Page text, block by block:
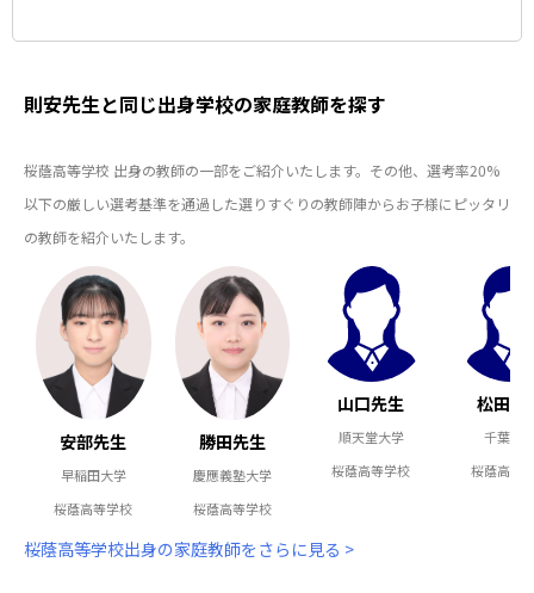
則安先生と同じ出身学校の家庭教師を探す
桜蔭高等学校 出身の教師の一部をご紹介いたします。その他、選考率20%
以下の厳しい選考基準を通過した選りすぐりの教師陣からお子様にピッタリ
の教師を紹介いたします。
安部先生
早稲田大学
桜蔭高等学校
勝田先生
慶應義塾大学
桜蔭高等学校
山口先生
順天堂大学
桜蔭高等学校
松田先
千葉大
桜蔭高等
桜蔭高等学校出身の家庭教師をさらに見る >